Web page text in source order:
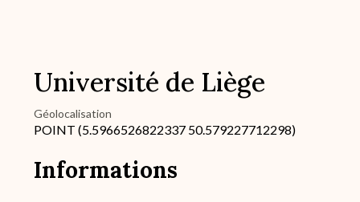
Université de Liège
Géolocalisation
POINT (5.5966526822337 50.579227712298)
Informations